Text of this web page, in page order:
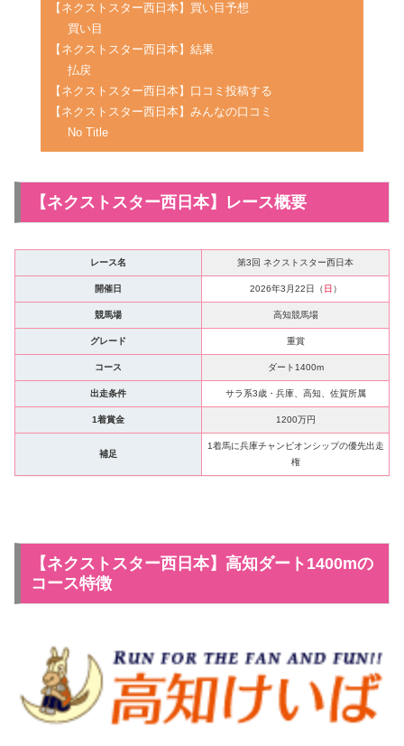
【ネクストスター西日本】買い目予想
買い目
【ネクストスター西日本】結果
払戻
【ネクストスター西日本】口コミ投稿する
【ネクストスター西日本】みんなの口コミ
No Title
【ネクストスター西日本】レース概要
レース名 第3回 ネクストスター西日本
開催日 2026年3月22日（日 ）
競馬場 高知競馬場
グレード 重賞
コース ダート1400m
出走条件 サラ系3歳・兵庫、高知、佐賀所属
1着賞金 1200万円
補足
1着馬に兵庫チャンピオンシップの優先出走
権
【ネクストスター西日本】高知ダート1400mの
コース特徴